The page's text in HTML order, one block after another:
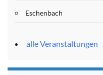
Eschenbach
alle Veranstaltungen